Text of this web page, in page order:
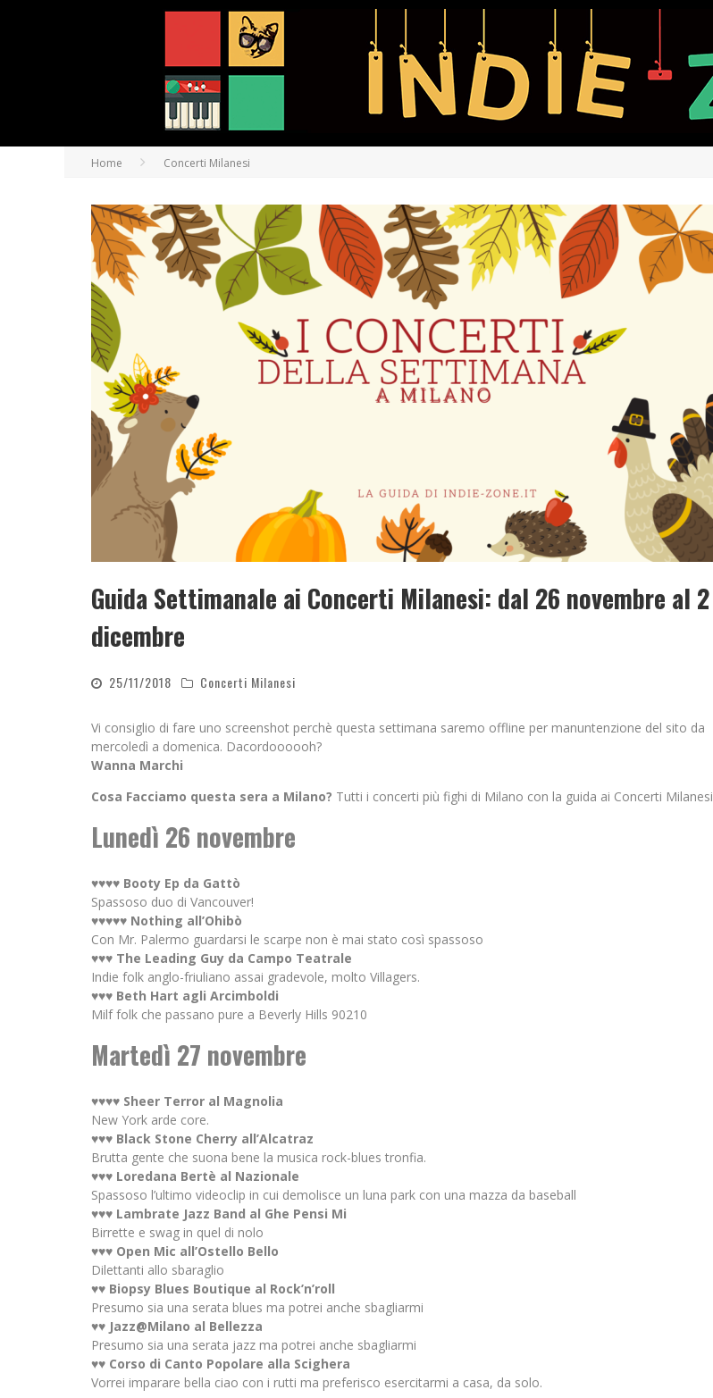
Home Concerti Milanesi
Guida Settimanale ai Concerti Milanesi: dal 26 novembre al 2
dicembre
25/11/2018 Concerti Milanesi
Vi consiglio di fare uno screenshot perchè questa settimana saremo offline per manuntenzione del sito da
mercoledì a domenica. Dacordoooooh?
Wanna Marchi
Cosa Facciamo questa sera a Milano? Tutti i concerti più fighi di Milano con la guida ai Concerti Milanesi
Lunedì 26 novembre
♥♥♥♥ Booty Ep da Gattò
Spassoso duo di Vancouver!
♥♥♥♥♥ Nothing all’Ohibò
Con Mr. Palermo guardarsi le scarpe non è mai stato così spassoso
♥♥♥ The Leading Guy da Campo Teatrale
Indie folk anglo-friuliano assai gradevole, molto Villagers.
♥♥♥ Beth Hart agli Arcimboldi
Milf folk che passano pure a Beverly Hills 90210
Martedì 27 novembre
♥♥♥♥ Sheer Terror al Magnolia
New York arde core.
♥♥♥ Black Stone Cherry all’Alcatraz
Brutta gente che suona bene la musica rock-blues tronfia.
♥♥♥ Loredana Bertè al Nazionale
Spassoso l’ultimo videoclip in cui demolisce un luna park con una mazza da baseball
♥♥♥ Lambrate Jazz Band al Ghe Pensi Mi
Birrette e swag in quel di nolo
♥♥♥ Open Mic all’Ostello Bello
Dilettanti allo sbaraglio
♥♥ Biopsy Blues Boutique al Rock’n’roll
Presumo sia una serata blues ma potrei anche sbagliarmi
♥♥ Jazz@Milano al Bellezza
Presumo sia una serata jazz ma potrei anche sbagliarmi
♥♥ Corso di Canto Popolare alla Scighera
Vorrei imparare bella ciao con i rutti ma preferisco esercitarmi a casa, da solo.